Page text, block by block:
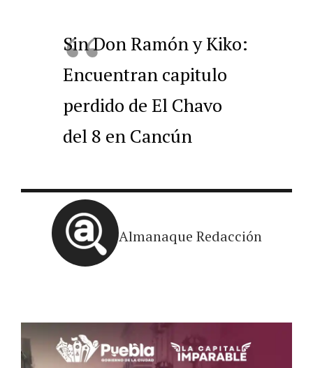
Sin Don Ramón y Kiko:
Encuentran capitulo
perdido de El Chavo
del 8 en Cancún
Almanaque Redacción